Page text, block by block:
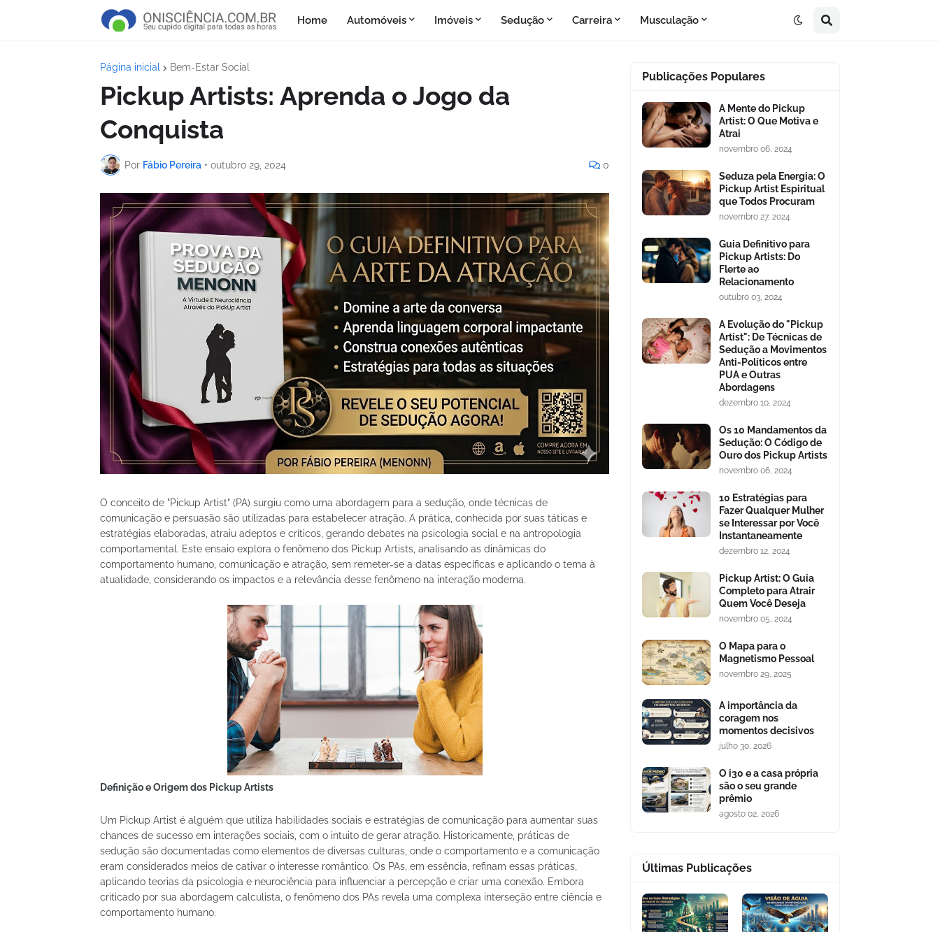
Home Automóveis Imóveis Sedução Carreira Musculação
Página inicial Bem-Estar Social
Pickup Artists: Aprenda o Jogo da
Conquista
Por Fábio Pereira • outubro 29, 2024 0
O conceito de "Pickup Artist" (PA) surgiu como uma abordagem para a sedução, onde técnicas de
comunicação e persuasão são utilizadas para estabelecer atração. A prática, conhecida por suas táticas e
estratégias elaboradas, atraiu adeptos e críticos, gerando debates na psicologia social e na antropologia
comportamental. Este ensaio explora o fenômeno dos Pickup Artists, analisando as dinâmicas do
comportamento humano, comunicação e atração, sem remeter-se a datas específicas e aplicando o tema à
atualidade, considerando os impactos e a relevância desse fenômeno na interação moderna.
Definição e Origem dos Pickup Artists
Um Pickup Artist é alguém que utiliza habilidades sociais e estratégias de comunicação para aumentar suas
chances de sucesso em interações sociais, com o intuito de gerar atração. Historicamente, práticas de
sedução são documentadas como elementos de diversas culturas, onde o comportamento e a comunicação
eram considerados meios de cativar o interesse romântico. Os PAs, em essência, refinam essas práticas,
aplicando teorias da psicologia e neurociência para influenciar a percepção e criar uma conexão. Embora
criticado por sua abordagem calculista, o fenômeno dos PAs revela uma complexa interseção entre ciência e
comportamento humano.
Publicações Populares
A Mente do Pickup
Artist: O Que Motiva e
Atrai
novembro 06, 2024
Seduza pela Energia: O
Pickup Artist Espiritual
que Todos Procuram
novembro 27, 2024
Guia Definitivo para
Pickup Artists: Do
Flerte ao
Relacionamento
outubro 03, 2024
A Evolução do "Pickup
Artist": De Técnicas de
Sedução a Movimentos
Anti-Políticos entre
PUA e Outras
Abordagens
dezembro 10, 2024
Os 10 Mandamentos da
Sedução: O Código de
Ouro dos Pickup Artists
novembro 06, 2024
10 Estratégias para
Fazer Qualquer Mulher
se Interessar por Você
Instantaneamente
dezembro 12, 2024
Pickup Artist: O Guia
Completo para Atrair
Quem Você Deseja
novembro 05, 2024
O Mapa para o
Magnetismo Pessoal
novembro 29, 2025
A importância da
coragem nos
momentos decisivos
julho 30, 2026
O i30 e a casa própria
são o seu grande
prêmio
agosto 02, 2026
Últimas Publicações